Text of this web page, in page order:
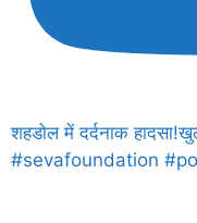
शहडोल में दर्दनाक
#sevafoundation